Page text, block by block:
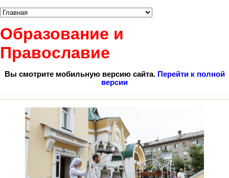
Образование и
Православие
Вы смотрите мобильную версию сайта. Перейти к полной
версии